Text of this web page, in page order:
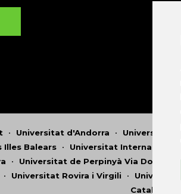
• Universitat d'Andorra • Universitat
Illes Balears • Universitat Internacional
• Universitat de Perpinyà Via Domitia
• Universitat Rovira i Virgili •
Catalunya